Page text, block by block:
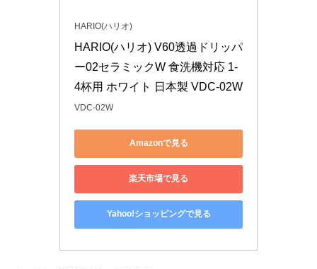
HARIO(ハリオ)
HARIO(ハリオ) V60透過ドリッパ
ー02セラミックW 食洗機対応 1-
4杯用 ホワイト 日本製 VDC-02W
VDC-02W
Amazonで見る
楽天市場で見る
Yahoo!ショッピングで見る